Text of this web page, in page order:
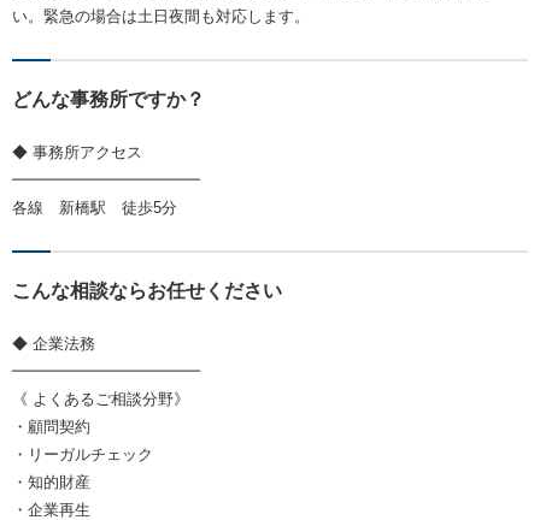
い。緊急の場合は土日夜間も対応します。
どんな事務所ですか？
◆ 事務所アクセス
━━━━━━━━━━━━
各線 新橋駅 徒歩5分
こんな相談ならお任せください
◆ 企業法務
━━━━━━━━━━━━
《 よくあるご相談分野》
・顧問契約
・リーガルチェック
・知的財産
・企業再生